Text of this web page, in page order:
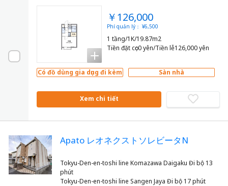
￥126,000
Phí quản lý： ¥6,500
1 tầng/1K/19.87m2
Tiền đặt cọc0 yên/Tiền lễ126,000 yên
Có đồ dùng gia dụng đi kèm Sàn nhà
Xem chi tiết
Apato レオネクストソレビータN
Tokyu-Den-en-toshi line Komazawa Daigaku Đi bộ 13
phút